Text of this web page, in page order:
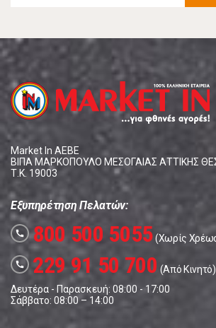
Market In ΑΕΒΕ
ΒΙΠΑ ΜΑΡΚΟΠΟΥΛΟ ΜΕΣΟΓΑΙΑΣ ΑΤΤΙΚΗΣ
Τ.Κ. 19003
Εξυπηρέτηση Πελατών:
call 800 500 5055(Χωρίς
call 229 91 50 700 (Από Κινητό)
Δευτέρα - Παρασκευή: 08:00 - 17:00
Σάββατο: 08:00 – 14:00